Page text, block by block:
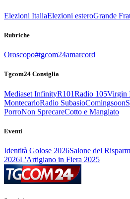
Elezioni ItaliaElezioni esteroGrande
Rubriche
Oroscopo#tgcom24amarcord
Tgcom24 Consiglia
Mediaset InfinityR101Radio 105Virgin
MontecarloRadio SubasioComingsoon
PorroNon SprecareCotto e Mangiato
Eventi
Identità Golose 2026Salone del
2026L'Artigiano in Fiera 2025